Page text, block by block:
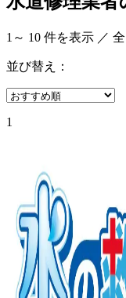
1 ～ 10 件を表示 ／ 全
並び替え：
1